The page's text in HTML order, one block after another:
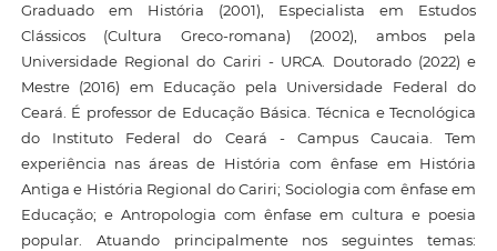
Graduado em História (2001), Especialista em Estudos
Clássicos (Cultura Greco-romana) (2002), ambos pela
Universidade Regional do Cariri - URCA. Doutorado (2022) e
Mestre (2016) em Educação pela Universidade Federal do
Ceará. É professor de Educação Básica. Técnica e Tecnológica
do Instituto Federal do Ceará - Campus Caucaia. Tem
experiência nas áreas de História com ênfase em História
Antiga e História Regional do Cariri; Sociologia com ênfase em
Educação; e Antropologia com ênfase em cultura e poesia
popular. Atuando principalmente nos seguintes temas: